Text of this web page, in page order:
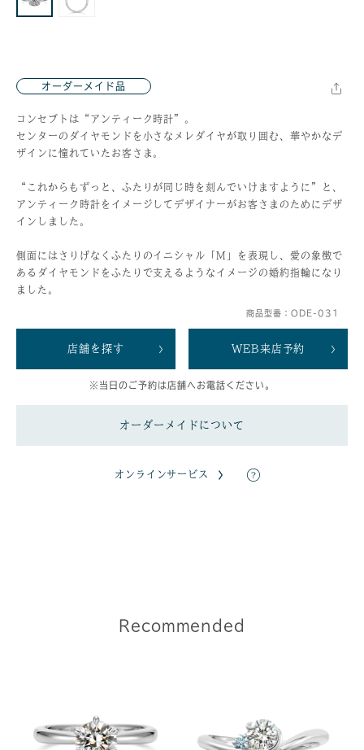
オーダーメイド品
コンセプトは“アンティーク時計”。
センターのダイヤモンドを小さなメレダイヤが取り囲む、華やかなデ
ザインに憧れていたお客さま。
“これからもずっと、ふたりが同じ時を刻んでいけますように”と、
アンティーク時計をイメージしてデザイナーがお客さまのためにデザ
インしました。
側面にはさりげなくふたりのイニシャル「M」を表現し、愛の象徴で
あるダイヤモンドをふたりで支えるようなイメージの婚約指輪になり
ました。
商品型番：ODE-031
店舗を探す WEB来店予約
※当日のご予約は店舗へお電話ください。
オーダーメイドについて
オンラインサービス
Recommended